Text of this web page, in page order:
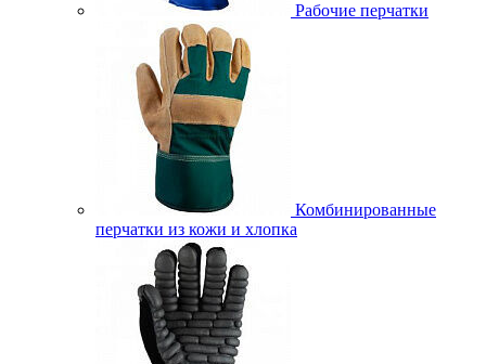
Рабочие перчатки
Комбинированные
перчатки из кожи и хлопка